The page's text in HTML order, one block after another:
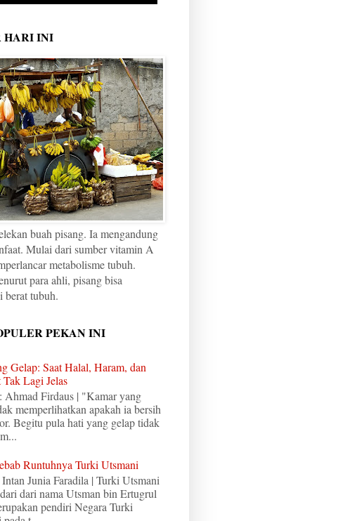
HARI INI
buah pisang. Ia mengandung
Mulai dari sumber vitamin A
metabolisme tubuh.
para ahli, pisang bisa
berat tubuh.
PEKAN INI
Gelap: Saat Halal, Haram, dan
Tak Lagi Jelas
Ahmad Firdaus | "Kamar yang
memperlihatkan apakah ia bersih
Begitu pula hati yang gelap tidak
Runtuhnya Turki Utsmani
Junia Faradila | Turki Utsmani
dari nama Utsman bin Ertugrul
pendiri Negara Turki